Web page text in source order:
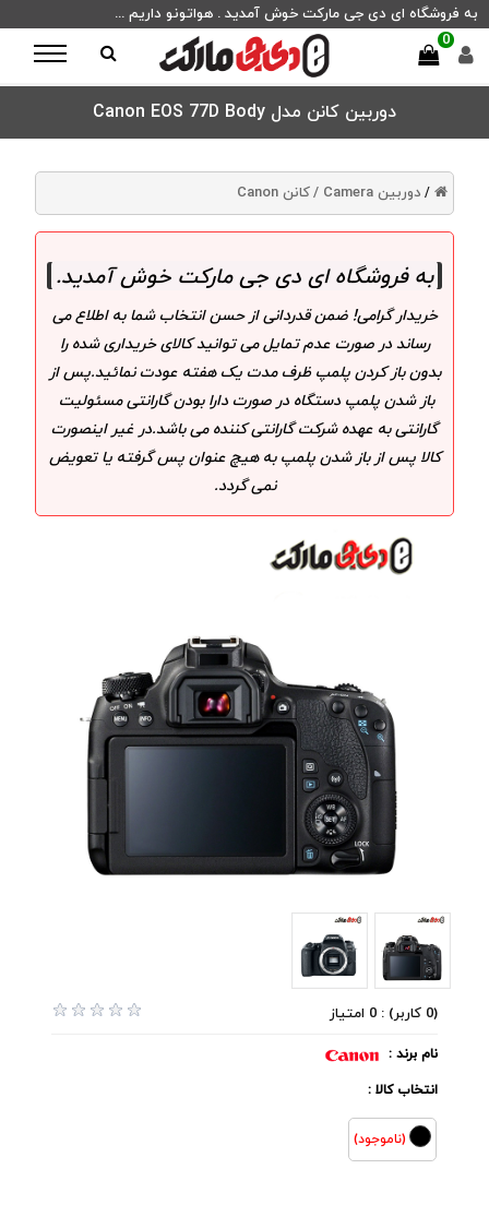
به فروشگاه ای دی جی مارکت خوش آمدید . هواتونو داریم ...
0
دوربین کانن مدل Canon EOS 77D Body
/ دوربین Camera / کانن Canon
به فروشگاه ای دی جی مارکت خوش آمدید.
خریدار گرامی! ضمن قدردانی از حسن انتخاب شما به اطلاع می
رساند در صورت عدم تمایل می توانید کالای خریداری شده را
بدون باز کردن پلمپ ظرف مدت یک هفته عودت نمائید.پس از
باز شدن پلمپ دستگاه در صورت دارا بودن گارانتی مسئولیت
گارانتی به عهده شرکت گارانتی کننده می باشد.در غیر اینصورت
کالا پس از باز شدن پلمپ به هیچ عنوان پس گرفته یا تعویض
نمی گردد.
(0 کاربر) : 0 امتیاز
نام برند :
انتخاب کالا :
(ناموجود)